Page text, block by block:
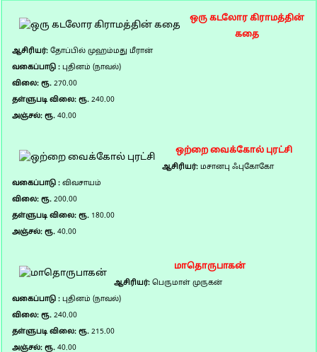
ஒரு கடலோர கிராமத்தின்
கதை
ஆசிரியர்: தோப்பில் முஹம்மது மீரான்
வகைப்பாடு : புதினம் (நாவல்)
விலை: ரூ. 270.00
தள்ளுபடி விலை: ரூ. 240.00
அஞ்சல்: ரூ. 40.00
ஒற்றை வைக்கோல் புரட்சி
ஆசிரியர்: மசானபு ஃபுகோகோ
வகைப்பாடு : விவசாயம்
விலை: ரூ. 200.00
தள்ளுபடி விலை: ரூ. 180.00
அஞ்சல்: ரூ. 40.00
மாதொருபாகன்
ஆசிரியர்: பெருமாள் முருகன்
வகைப்பாடு : புதினம் (நாவல்)
விலை: ரூ. 240.00
தள்ளுபடி விலை: ரூ. 215.00
அஞ்சல்: ரூ. 40.00